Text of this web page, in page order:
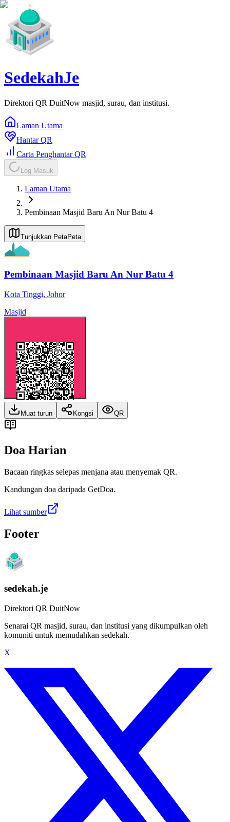
SedekahJe
Direktori QR DuitNow masjid, surau, dan institusi.
Laman Utama
Hantar QR
Carta Penghantar QR
Log Masuk
Laman Utama
Pembinaan Masjid Baru An Nur Batu 4
Tunjukkan PetaPeta
Pembinaan Masjid Baru An Nur Batu 4
Kota Tinggi, Johor
Masjid
Muat turun Kongsi QR
Doa Harian
Bacaan ringkas selepas menjana atau menyemak QR.
Kandungan doa daripada GetDoa.
Lihat sumber
Footer
sedekah.je
Direktori QR DuitNow
Senarai QR masjid, surau, dan institusi yang dikumpulkan oleh
komuniti untuk memudahkan sedekah.
X